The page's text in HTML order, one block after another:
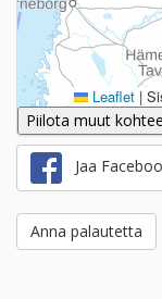
Leaflet |
Piilota muut
Jaa
Anna palautetta